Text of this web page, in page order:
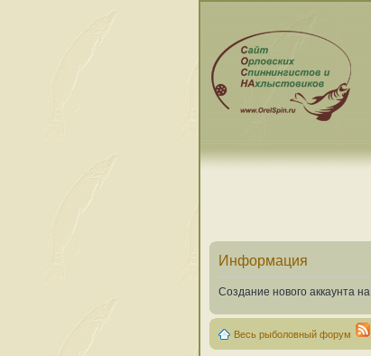
Информация
Создание нового аккаунта
Весь рыболовный форум